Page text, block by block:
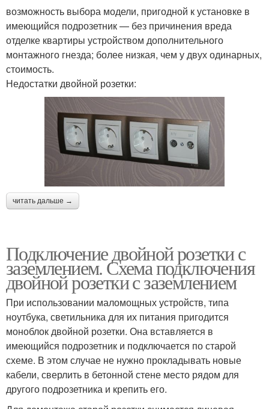
возможность выбора модели, пригодной к установке в
имеющийся подрозетник — без причинения вреда
отделке квартиры устройством дополнительного
монтажного гнезда; более низкая, чем у двух одинарных,
стоимость.
Недостатки двойной розетки:
читать дальше →
Подключение двойной розетки с
заземлением. Схема подключения
двойной розетки с заземлением
При использовании маломощных устройств, типа
ноутбука, светильника для их питания пригодится
моноблок двойной розетки. Она вставляется в
имеющийся подрозетник и подключается по старой
схеме. В этом случае не нужно прокладывать новые
кабели, сверлить в бетонной стене место рядом для
другого подрозетника и крепить его.